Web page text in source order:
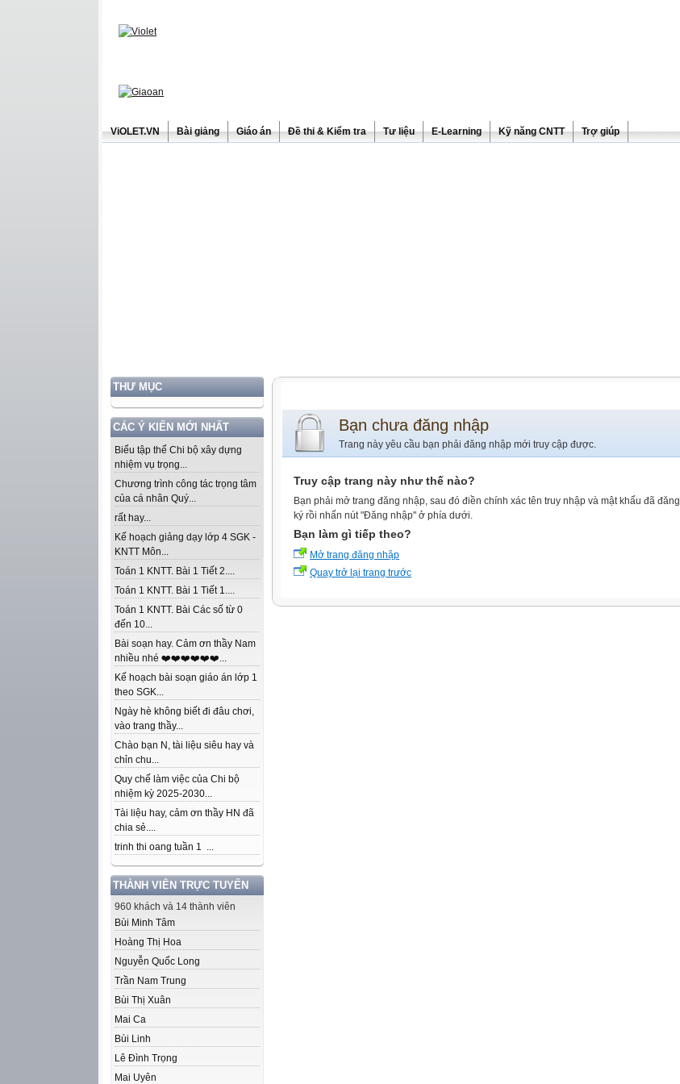
ViOLET.VN Bài giảng Giáo án Đề thi & Kiểm tra Tư liệu E-Learning Kỹ năng CNTT Trợ giúp
THƯ MỤC
CÁC Ý KIẾN MỚI NHẤT
Biểu tập thể Chi bộ xây dựng
nhiệm vụ trọng...
Chương trình công tác trọng tâm
của cá nhân Quý...
rất hay...
Kế hoạch giảng dạy lớp 4 SGK -
KNTT Môn...
Toán 1 KNTT. Bài 1 Tiết 2....
Toán 1 KNTT. Bài 1 Tiết 1....
Toán 1 KNTT. Bài Các số từ 0
đến 10...
Bài soạn hay. Cảm ơn thầy Nam
nhiều nhé ❤️❤️❤️❤️❤️❤️...
Kế hoạch bài soạn giáo án lớp 1
theo SGK...
Ngày hè không biết đi đâu chơi,
vào trang thầy...
Chào bạn N, tài liệu siêu hay và
chỉn chu...
Quy chế làm việc của Chi bộ
nhiệm kỳ 2025-2030...
Tài liệu hay, cảm ơn thầy HN đã
chia sẻ....
trinh thi oang tuần 1 ...
THÀNH VIÊN TRỰC TUYẾN
960 khách và 14 thành viên
Bùi Minh Tâm
Hoàng Thị Hoa
Nguyễn Quốc Long
Trần Nam Trung
Bùi Thị Xuân
Mai Ca
Bùi Linh
Lê Đình Trọng
Mai Uyên
Bạn chưa đăng nhập
Trang này yêu cầu bạn phải đăng nhập mới truy cập được.
Truy cập trang này như thế nào?
Bạn phải mở trang đăng nhập, sau đó điền chính xác tên truy nhập và mật khẩu đã đăng
ký rồi nhấn nút "Đăng nhập" ở phía dưới.
Bạn làm gì tiếp theo?
Mở trang đăng nhập
Quay trở lại trang trước